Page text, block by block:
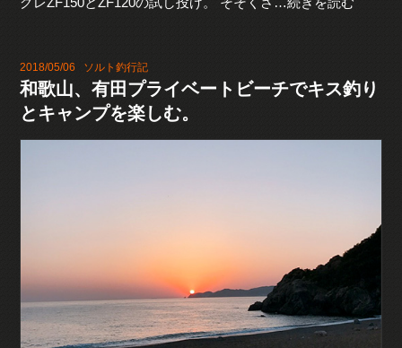
2018/05/06 ソルト釣行記
和歌山、有田プライベートビーチでキス釣り
とキャンプを楽しむ。